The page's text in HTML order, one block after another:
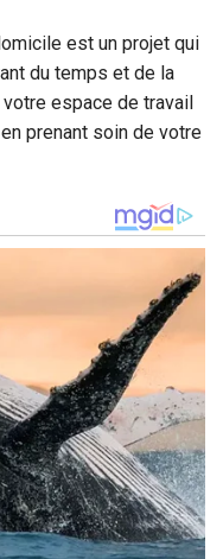
est un projet qui
du temps et de la
espace de travail
prenant soin de votre